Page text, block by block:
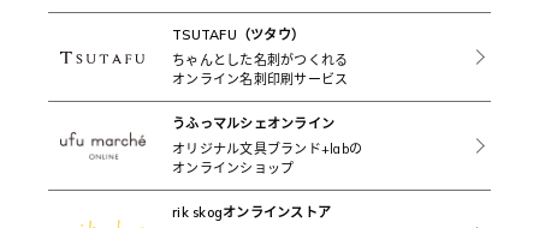
TSUTAFU（ツタウ）
ちゃんとした名刺がつくれる
オンライン名刺印刷サービス
うふっマルシェオンライン
オリジナル文具ブランド+labの
オンラインショップ
rik skogオンラインストア